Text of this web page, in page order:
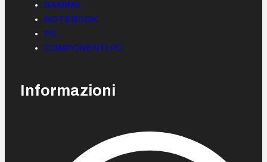
GAMING
NOTEBOOK
PC
COMPONENTI PC
Informazioni